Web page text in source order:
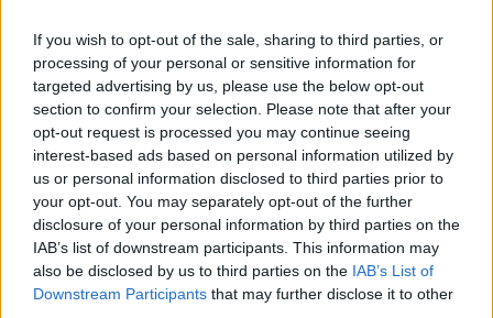
If you wish to opt-out of the sale, sharing to third parties, or
processing of your personal or sensitive information for
targeted advertising by us, please use the below opt-out
section to confirm your selection. Please note that after your
opt-out request is processed you may continue seeing
interest-based ads based on personal information utilized by
us or personal information disclosed to third parties prior to
your opt-out. You may separately opt-out of the further
disclosure of your personal information by third parties on the
IAB’s list of downstream participants. This information may
also be disclosed by us to third parties on the IAB’s List of
Downstream Participants that may further disclose it to other
регистрирайте се, ако нямате собствен акаунт.
Ние очакваме с нетърпение следващото ви
посещение във форума!
Играйте тук
mushnu4ka
S-Moderator
Team Farmerama BG
Здравейте, фермери!
След 15:00 ч. 23.04.2026 г.
супер приятелят
Бастиян
се присъединява към Мишо Малинов - вземете ги и